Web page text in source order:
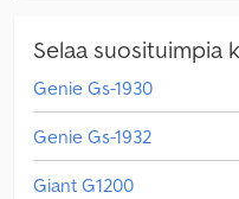
Selaa suosituimpia
Genie Gs-1930
Genie Gs-1932
Giant G1200